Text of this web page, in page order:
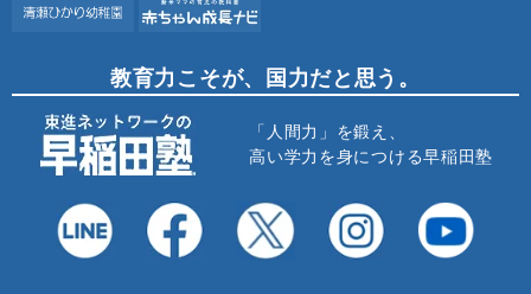
教育力こそが、国力だと思う。
「人間力」を鍛え、
高い学力を身につける早稲田塾